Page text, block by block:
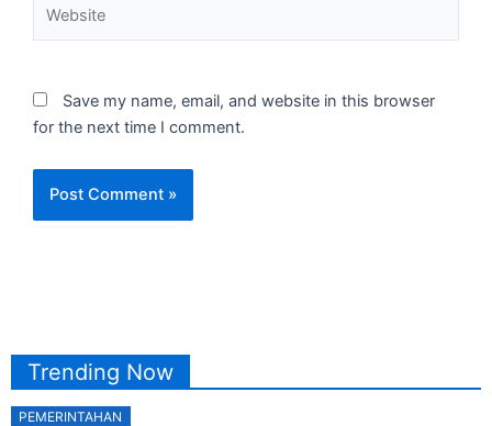
Save my name, email, and website in this browser
for the next time I comment.
Trending Now
PEMERINTAHAN